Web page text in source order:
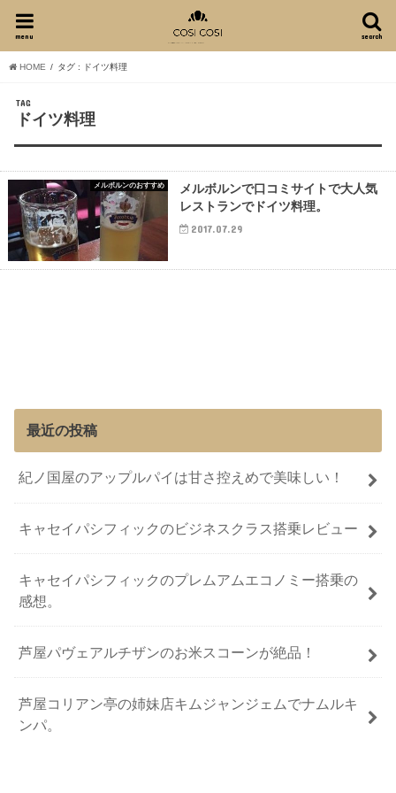
search
menu
HOME タグ : ドイツ料理
TAG
ドイツ料理
メルボルンのおすすめ
メルボルンで口コミサイトで大人気
レストランでドイツ料理。
2017.07.29
最近の投稿
紀ノ国屋のアップルパイは甘さ控えめで美味しい！
キャセイパシフィックのビジネスクラス搭乗レビュー
キャセイパシフィックのプレムアムエコノミー搭乗の
感想。
芦屋パヴェアルチザンのお米スコーンが絶品！
芦屋コリアン亭の姉妹店キムジャンジェムでナムルキ
ンパ。